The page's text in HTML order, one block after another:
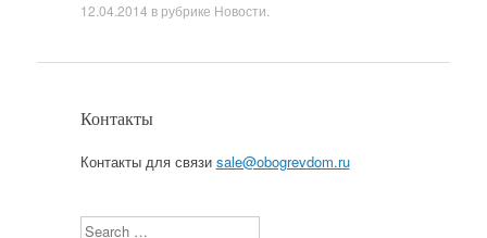
12.04.2014 в рубрике Новости
Контакты
Контакты для связи sale@obogrevdom.ru
Search